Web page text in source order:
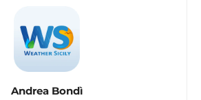
Andrea Bondì